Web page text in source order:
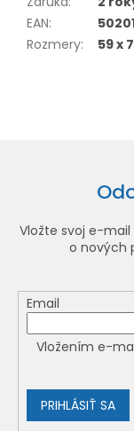
EAN:
Rozmery: 59 x
Vložte svoj e-
o nových
Email
Vložením e-
PRIHLÁSIŤ SA